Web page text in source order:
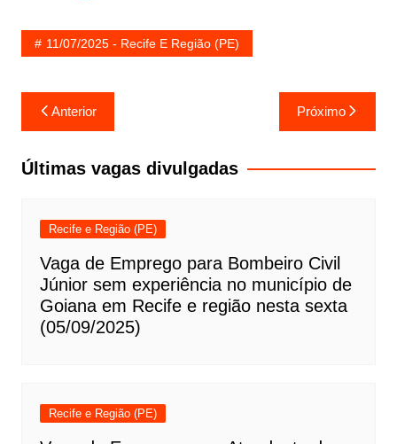
11/07/2025 - Recife E Região (PE)
Navegação
de
Post
Anterior Próximo
Últimas vagas divulgadas
Recife e Região (PE)
Vaga de Emprego para Bombeiro Civil
Júnior sem experiência no município de
Goiana em Recife e região nesta sexta
(05/09/2025)
Recife e Região (PE)